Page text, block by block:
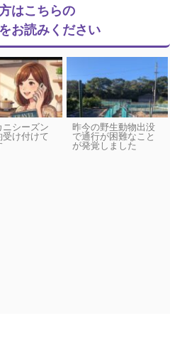
はこちらの
お読みください
シーズン
け付けて
昨今の野生動物出没
で通行が困難なこと
が発覚しました